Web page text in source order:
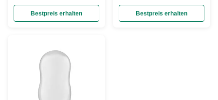
Zufuhr 16 Unze-
Quetschflasche mit
Kappe
Bestpreis erhalten
360ml 12 Unze-
Würzquetschflaschen
zusammen
Bestpreis erhalten